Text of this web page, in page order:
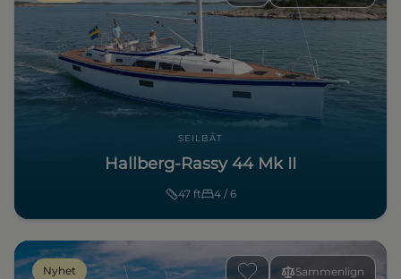
SEILBÅT
Hallberg-Rassy 44 Mk II
47 ft 4 / 6
Sammenlign
Nyhet